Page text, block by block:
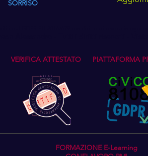
SORRISO
VERIFICA ATTESTATO PIATTAFORMA
FORMAZIONE E-Learning